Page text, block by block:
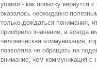
ушами - как попытку вернутся к
оказалось неожиданно
только дождаться понимания,
приобрело значение, а всегда
человеческая коммуникация,
позволяла не обращать на
внимание, чем коммуникация с